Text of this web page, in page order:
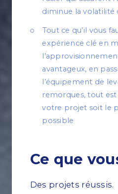
diminue la volatilité
Tout ce qu’il vous
expérience clé en
avantageux, en
l’équipement de
remorques, tout
votre projet soit le
possible
Ce que
Des projets réussis.